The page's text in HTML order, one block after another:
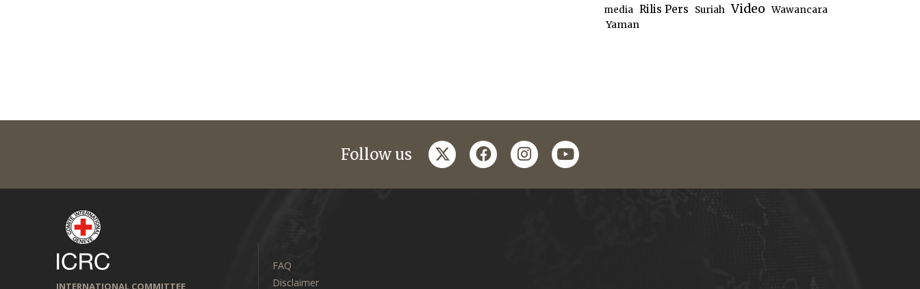
media Rilis Pers Suriah Video Wawancara
Yaman
Follow us twitterfacebookinstagram
youtube
INTERNATIONAL COMMITTEE
FAQ
Disclaimer